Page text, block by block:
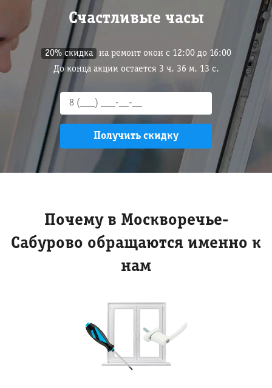
Счастливые часы
20% скидка
на ремонт окон с 12:00 до 16:00
До конца акции остается 3 ч. 36 м. 12 с.
Почему в Москворечье-
Сабурово обращаются именно к
нам